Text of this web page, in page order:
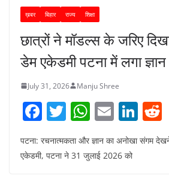
ख़बर बिहार राज्य शिक्षा
छात्रों ने मॉडल्स के जरिए
डेम एकेडमी पटना में लगा
July 31, 2026 Manju Shree
F
c
T
itt
W
at
E
m
ai
Li
n
k
पटना: रचनात्मकता और ज्ञान का अनोखा संगम
एकेडमी, पटना ने 31 जुलाई 2026 को